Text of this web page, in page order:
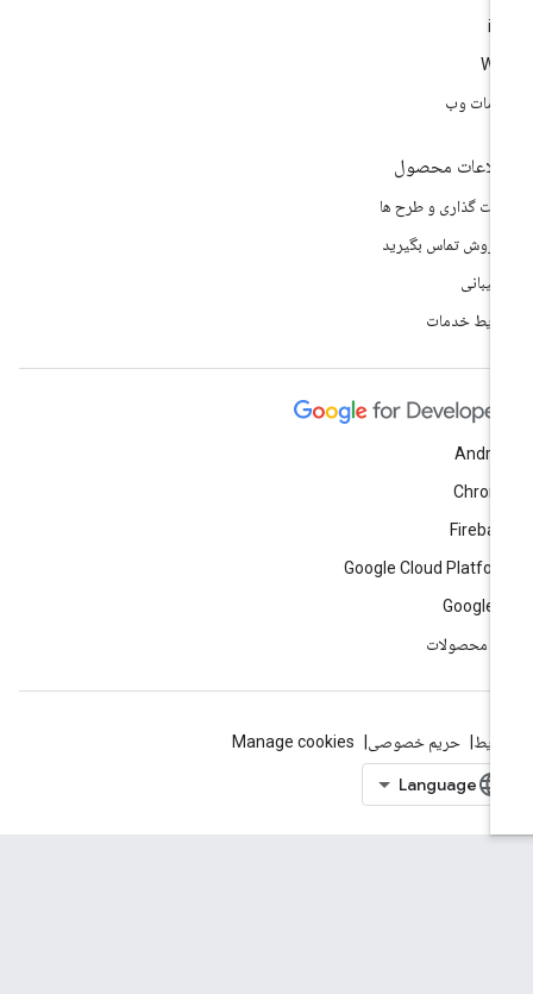
وب
محصول
گذاری و طرح ها
فروش تماس بگیرید
خدمات
Google Cloud
Google
محصولات
حریم خصوصی Manage cookies